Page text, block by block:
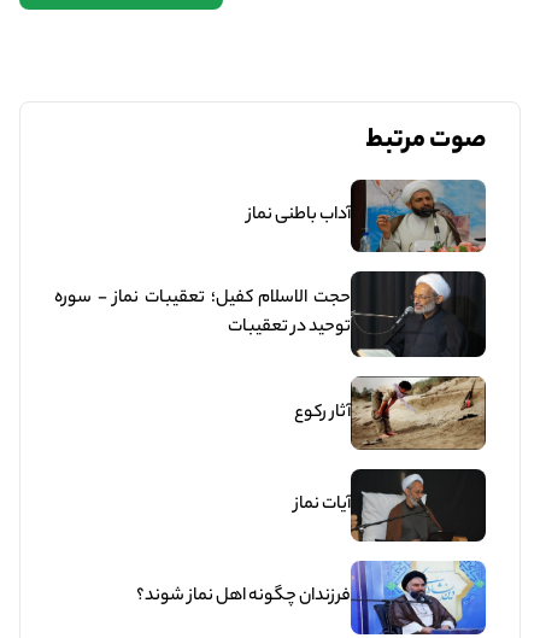
صوت مرتبط
آداب باطنی نماز
حجت الاسلام کفیل؛ تعقیبات نماز - سوره
توحید در تعقیبات
آثار رکوع
آیات نماز
فرزندان چگونه اهل نماز شوند؟